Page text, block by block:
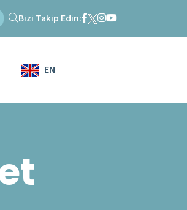
Bizi Takip Edin:
EN